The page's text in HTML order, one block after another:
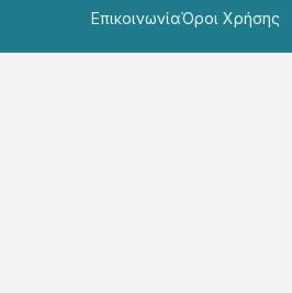
ΕπικοινωνίαΌροι Χρήσης